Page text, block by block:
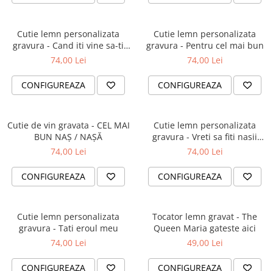
Cutie lemn personalizata
gravura - Cand iti vine sa-ti
bagi pusca
74,00 Lei
CONFIGUREAZA
Cutie lemn personalizata
gravura - Pentru cel mai bun
74,00 Lei
CONFIGUREAZA
Cutie de vin gravata - CEL MAI
BUN NAŞ / NAŞĂ
74,00 Lei
CONFIGUREAZA
Cutie lemn personalizata
gravura - Vreti sa fiti nasii
nostri 2
74,00 Lei
CONFIGUREAZA
Cutie lemn personalizata
gravura - Tati eroul meu
74,00 Lei
CONFIGUREAZA
Tocator lemn gravat - The
Queen Maria gateste aici
49,00 Lei
CONFIGUREAZA